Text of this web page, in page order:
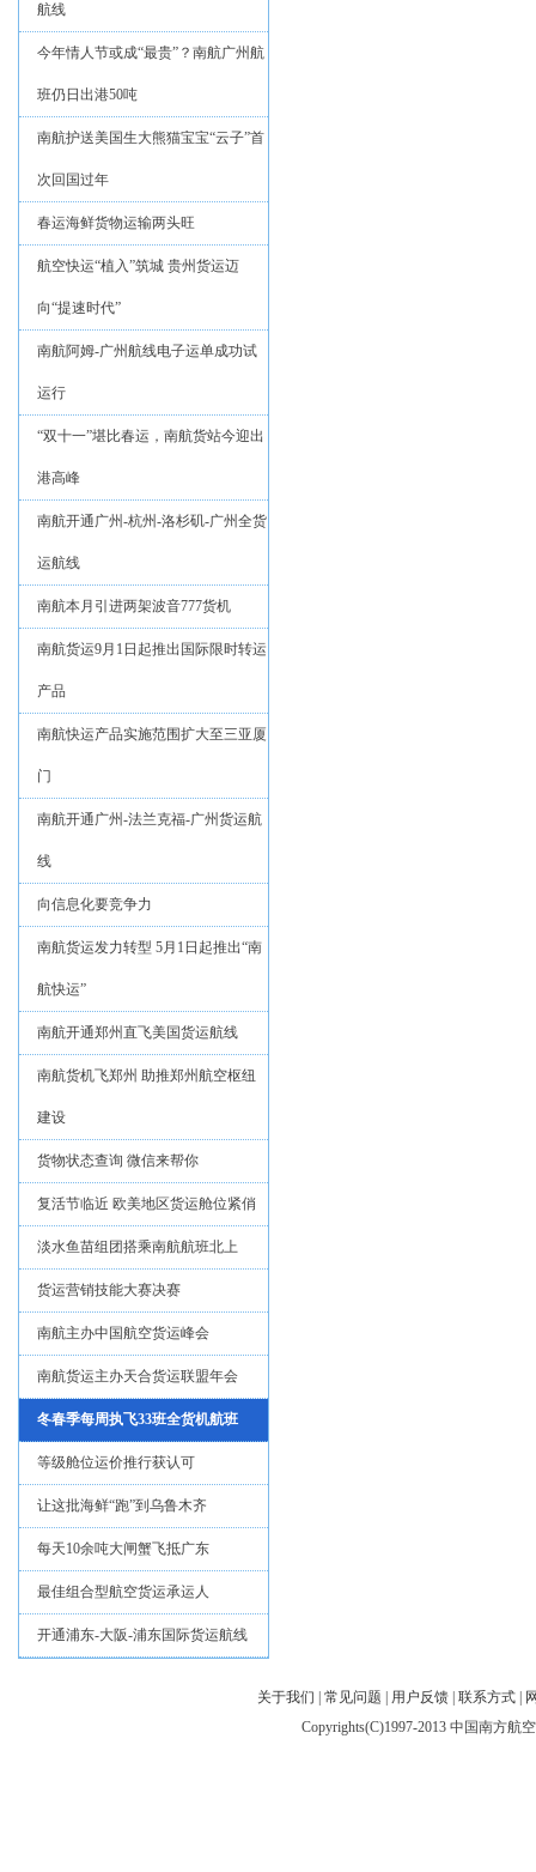
航线
今年情人节或成“最贵”？南航广州航
班仍日出港50吨
南航护送美国生大熊猫宝宝“云子”首
次回国过年
春运海鲜货物运输两头旺
航空快运“植入”筑城 贵州货运迈
向“提速时代”
南航阿姆-广州航线电子运单成功试
运行
“双十一”堪比春运，南航货站今迎出
港高峰
南航开通广州-杭州-洛杉矶-广州全货
运航线
南航本月引进两架波音777货机
南航货运9月1日起推出国际限时转运
产品
南航快运产品实施范围扩大至三亚厦
门
南航开通广州-法兰克福-广州货运航
线
向信息化要竞争力
南航货运发力转型 5月1日起推出“南
航快运”
南航开通郑州直飞美国货运航线
南航货机飞郑州 助推郑州航空枢纽
建设
货物状态查询 微信来帮你
复活节临近 欧美地区货运舱位紧俏
淡水鱼苗组团搭乘南航航班北上
货运营销技能大赛决赛
南航主办中国航空货运峰会
南航货运主办天合货运联盟年会
冬春季每周执飞33班全货机航班
等级舱位运价推行获认可
让这批海鲜“跑”到乌鲁木齐
每天10余吨大闸蟹飞抵广东
最佳组合型航空货运承运人
开通浦东-大阪-浦东国际货运航线
关于我们 常见问题 用户反馈| 联系方式|
Copyrights(C)1997-2013 中国南方航